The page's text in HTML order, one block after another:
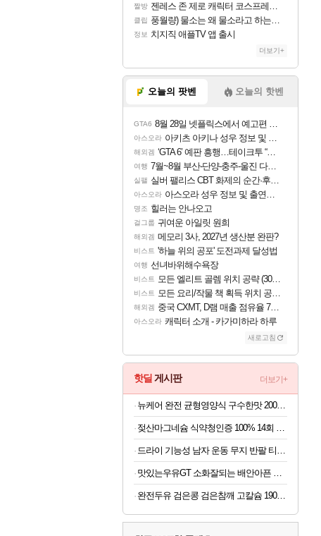
짤방 젠레스 존 제로 캐릭터 코스프레한 꽁주
클립 풍월량) 물소는 왜 물소라고 하는거야? 아! 그만 ㅋㅋ 알았어 ㅋㅋ
정보 치지직 애플TV 앱 출시
더보기+
오늘의 팟벤 오늘의 핫벤
GTA6 8월 28일 넷플릭스에서 예고편 공개 예정
아스오라 아키츠 아키나 성우 정보 및 주요 필모
해외겜 ‘GTA 6’ 예판 흥행…테이크투 “내부 예상 크게 넘어”
여행 7월~8월 부산-단양-충주-울진 다녀왔어요~
실팰 실버 팰리스 CBT 화제의 순간·후기 모음
아스오라 아스오라 성우 정보 및 출연작 모음
명조 힐러는 안나오고
걸그룹 귀여운 아일릿 원희
해외겜 메모리 3사, 2027년 생산분 완판?
비스트 '하늘 위의 공포' 도전과제 달성법
여행 선녀바위해수욕장
비스트 모든 엘리트 골렘 위치 공략 (30개) - 방랑 결투가
비스트 모든 요리/작물 책 획득 위치 공략 (36개) - 미식가 도전과제
해외겜 중국 CXMT, D램 매출 점유율 7%…글로벌 4위로 부상
아스오라 캐릭터 소개 - 카가미하라 하루
새로고침
핫딜 게시판 더보기+
뉴케어 완전 균형영양식 구수한맛 200ml x 24개
완전두유 검은콩 검은참깨 고칼슘 190ml x 60개